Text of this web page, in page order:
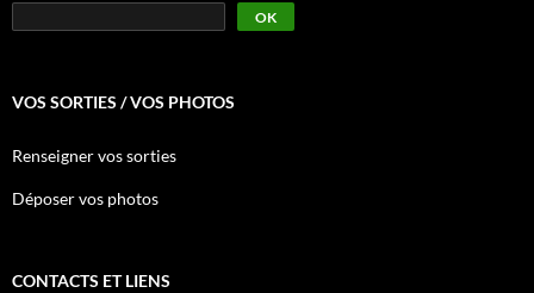
OK
VOS SORTIES / VOS PHOTOS
Renseigner vos sorties
Déposer vos photos
CONTACTS ET LIENS